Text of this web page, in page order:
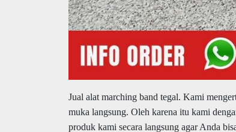
Jual alat marching band tegal. Kami
muka langsung. Oleh karena itu kami
produk kami secara langsung agar Anda